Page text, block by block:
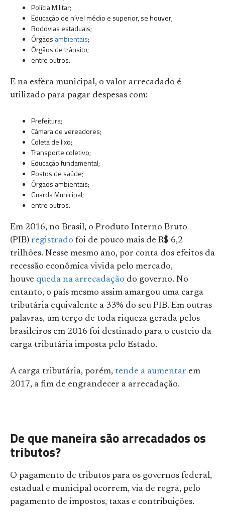
Polícia Militar;
Educação de nível médio e superior, se houver;
Rodovias estaduais;
Órgãos ambientais;
Órgãos de trânsito;
entre outros.
E na esfera municipal, o valor arrecadado é
utilizado para pagar despesas com:
Prefeitura;
Câmara de vereadores;
Coleta de lixo;
Transporte coletivo;
Educação fundamental;
Postos de saúde;
Órgãos ambientais;
Guarda Municipal;
entre outros.
Em 2016, no Brasil, o Produto Interno Bruto
(PIB) registrado foi de pouco mais de R$ 6,2
trilhões. Nesse mesmo ano, por conta dos efeitos da
recessão econômica vivida pelo mercado,
houve queda na arrecadação do governo. No
entanto, o país mesmo assim amargou uma carga
tributária equivalente a 33% do seu PIB. Em outras
palavras, um terço de toda riqueza gerada pelos
brasileiros em 2016 foi destinado para o custeio da
carga tributária imposta pelo Estado.
A carga tributária, porém, tende a aumentar em
2017, a fim de engrandecer a arrecadação.
De que maneira são arrecadados os
tributos?
O pagamento de tributos para os governos federal,
estadual e municipal ocorrem, via de regra, pelo
pagamento de impostos, taxas e contribuições.